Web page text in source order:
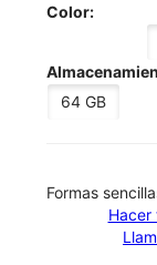
Color:
64 GB
​​​​​​​Formas